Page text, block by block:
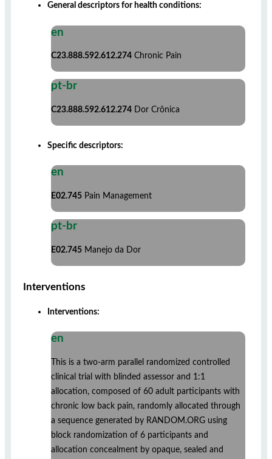
General descriptors for health conditions:
en
C23.888.592.612.274 Chronic Pain
pt-br
C23.888.592.612.274 Dor Crônica
Specific descriptors:
en
E02.745 Pain Management
pt-br
E02.745 Manejo da Dor
Interventions
Interventions:
en
This is a two-arm parallel randomized controlled
clinical trial with blinded assessor and 1:1
allocation, composed of 60 adult participants with
chronic low back pain, randomly allocated through
a sequence generated by RANDOM.ORG using
block randomization of 6 participants and
allocation concealment by opaque, sealed and